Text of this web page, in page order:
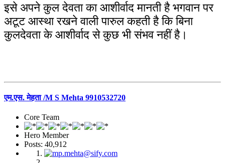
इसे अपने कुल देवता का आशीर्वाद मानती है भगवान पर
अटूट आस्था रखने वाली पारुल कहती है कि बिना
कुलदेवता के आशीर्वाद से कुछ भी संभव नहीं है।
एम.एस. मेहता /M S Mehta 9910532720
Core Team
Hero Member
Posts: 40,912